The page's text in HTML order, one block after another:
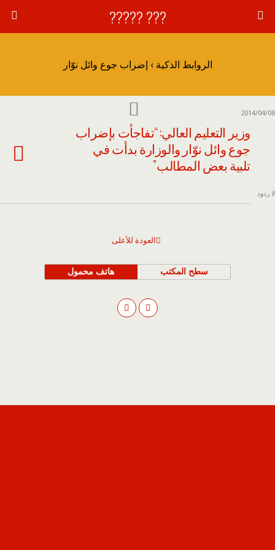
??? ?????
الروابط الذكية › إضراب جوع وائل نوّار
2014/04/08
وزير التعليم العالي: “تفاجأت بإضراب
جوع وائل نوّار والوزارة بدأت في
تلبية بعض المطالب”
لا ردود
العودة للأعلى
هاتف محمول سطح المكتب